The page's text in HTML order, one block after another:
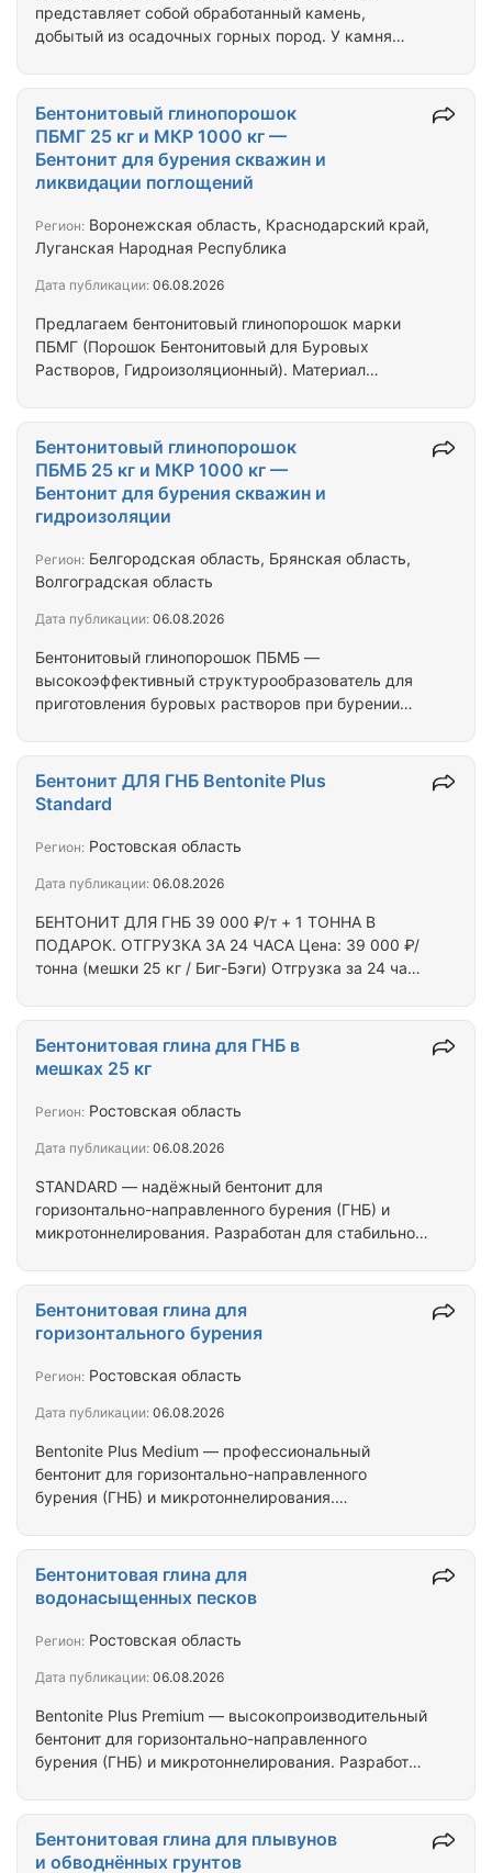
представляет собой обработанный камень,
добытый из осадочных горных пород. У камня
оттенками, высокая устойчивость к морозу и огню,
а также высокая плотность. Это долговечный и
красивый камень. После обжига и галтовки углы
камня Толстяк сглаживаются, а поверхность
приобретает тонкий глянец. Камень Толстяк
используется для мощения дорог, садовых и
подъездных дорожек.…
Предлагаем бентонитовый глинопорошок марки
ПБМГ (Порошок Бентонитовый для Буровых
Растворов, Гидроизоляционный). Материал
месторождений. Рекомендуется для
использования в качестве структурообразователя
буровых растворов при бурении скважин всех
типов, а также как связующее при изготовлении
адсорбентов. Бентонит ПБМГ создан на основе
глин, прошедших специальную подготовку и
модификацию, что обеспечивает его высокую…
Бентонитовый глинопорошок
ПБМГ 25 кг и МКР 1000 кг —
Бентонит для бурения скважин и
ликвидации поглощений
Регион: Воронежская область, Краснодарский край,
Луганская Народная Республика
Дата публикации: 06.08.2026
Бентонитовый глинопорошок ПБМБ —
высокоэффективный структурообразователь для
приготовления буровых растворов при бурении
усиления активных свойств. Фасовка: мешки 25 кг
/ МКР 1000 кг. Происхождение: Россия. Склады
функции при бурении скважин: -
Очистка забоя от выбуренной породы - Смазка и
Бентонитовый глинопорошок
ПБМБ 25 кг и МКР 1000 кг —
Бентонит для бурения скважин и
гидроизоляции
Регион: Белгородская область, Брянская область,
Волгоградская область
Дата публикации: 06.08.2026
БЕНТОНИТ ДЛЯ ГНБ 39 000 ₽/т + 1 ТОННА В
ПОДАРОК. ОТГРУЗКА ЗА 24 ЧАСА Цена: 39 000 ₽/
тонна (мешки 25 кг / Биг-Бэги) Отгрузка за 24 часа
ПОЧЕМУ ВЫГОДНО КУПИТЬ У НАС: АКЦИЯ "20+1"
— при заказе от 20 тонн 1 тонна БЕСПЛАТНО. ТЕСТ-
ДЛЯ КАКИХ ГРУНТОВ: -Песок (мелкий/средний) •
-Быстрое замешивание (экономия времени на…
Бентонит ДЛЯ ГНБ Bentonite Plus
Standard
Регион: Ростовская область
Дата публикации: 06.08.2026
STANDARD — надёжный бентонит для
горизонтально-направленного бурения (ГНБ) и
микротоннелирования. Разработан для стабильной
плотности. Обеспечивает хороший выход раствора
и базовую смазку бурового инструмента при ГНБ.
Характеристики бентонита для ГНБ: • Марка:
Bentonite Plus Standard • Фасовка: мешки 25 кг /
порошок бежевого цвета • Удельный вес: 2,3…
Бентонитовая глина для ГНБ в
мешках 25 кг
Регион: Ростовская область
Дата публикации: 06.08.2026
Bentonite Plus Medium — профессиональный
бентонит для горизонтально-направленного
бурения (ГНБ) и микротоннелирования.
супесчаные грунты, лёгкие и средние суглинки,
глины средней плотности. Идеальный баланс цены
и качества для строительных компаний,
работающих на ГНБ. Характеристики бентонитовой
Фасовка: мешки 25 кг / Биг-Бэги Внешний вид:
Бентонитовая глина для
горизонтального бурения
Регион: Ростовская область
Дата публикации: 06.08.2026
Bentonite Plus Premium — высокопроизводительный
бентонит для горизонтально-направленного
бурения (ГНБ) и микротоннелирования. Разработан
нестабильные грунты, слоистые породы.
Обеспечивает максимальную очистку ствола и
Бентонитовая глина для
водонасыщенных песков
Регион: Ростовская область
Дата публикации: 06.08.2026
Бентонитовая глина для плывунов
и обводнённых грунтов